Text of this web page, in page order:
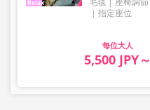
指定座位
大人
5,500 JPY～